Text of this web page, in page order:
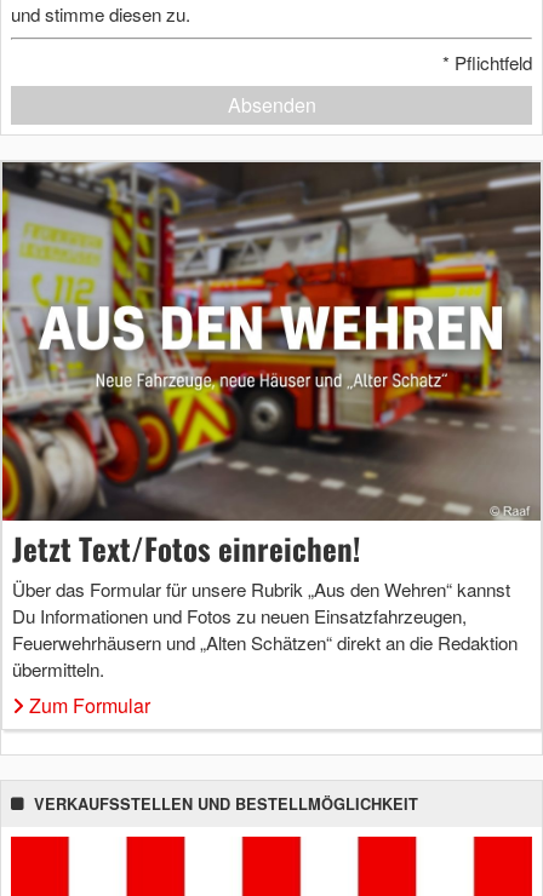
und stimme diesen zu.
* Pflichtfeld
Absenden
Jetzt Text/Fotos einreichen!
Über das Formular für unsere Rubrik „Aus den Wehren“ kannst
Du Informationen und Fotos zu neuen Einsatzfahrzeugen,
Feuerwehrhäusern und „Alten Schätzen“ direkt an die Redaktion
übermitteln.
Zum Formular
VERKAUFSSTELLEN UND BESTELLMÖGLICHKEIT